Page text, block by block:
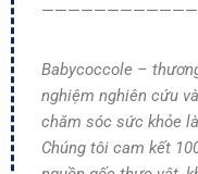
Babycoccole –
nghiệm nghiên cứu
chăm sóc sức khỏe
Chúng tôi cam kết